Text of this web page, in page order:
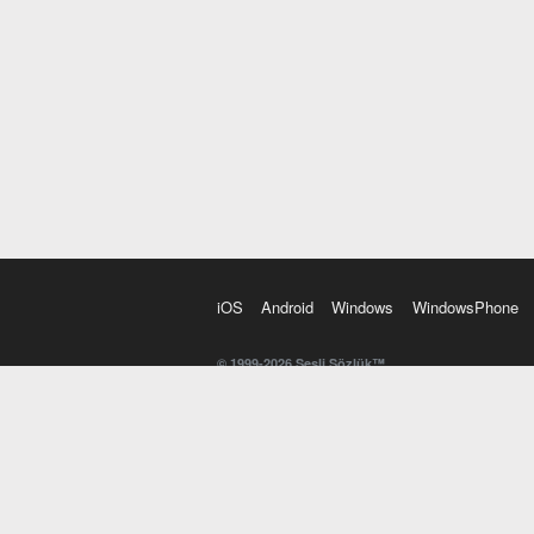
iOS Android Windows WindowsPhone
© 1999-2026 Sesli Sözlük™